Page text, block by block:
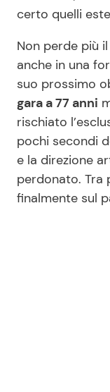
certo quelli
Non perde più
anche in una
suo prossimo
gara a 77 anni
rischiato
pochi secondi
e la direzione
perdonato. Tra
finalmente sul